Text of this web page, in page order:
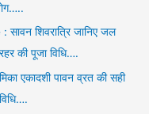
शिवरात्रि जानिए जल
की पूजा विधि….
एकादशी पावन व्रत की सही